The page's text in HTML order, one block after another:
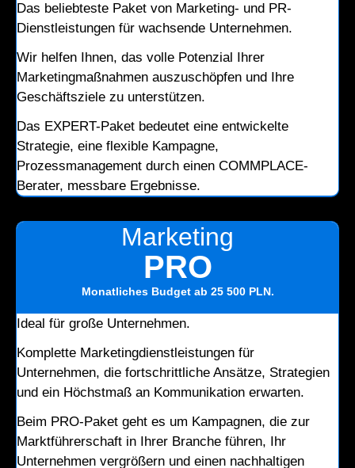
Das beliebteste Paket von Marketing- und PR-
Dienstleistungen für wachsende Unternehmen.
Wir helfen Ihnen, das volle Potenzial Ihrer
Marketingmaßnahmen auszuschöpfen und Ihre
Geschäftsziele zu unterstützen.
Das EXPERT-Paket bedeutet eine entwickelte
Strategie, eine flexible Kampagne,
Prozessmanagement durch einen COMMPLACE-
Berater, messbare Ergebnisse.
Marketing
PRO
Monatliches Budget ab 25 500 PLN.
Ideal für große Unternehmen.
Komplette Marketingdienstleistungen für
Unternehmen, die fortschrittliche Ansätze, Strategien
und ein Höchstmaß an Kommunikation erwarten.
Beim PRO-Paket geht es um Kampagnen, die zur
Marktführerschaft in Ihrer Branche führen, Ihr
Unternehmen vergrößern und einen nachhaltigen